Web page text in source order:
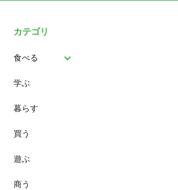
カテゴリ
食べる
パン
スイーツ
ランチ
カフェ
学ぶ
暮らす
買う
遊ぶ
商う